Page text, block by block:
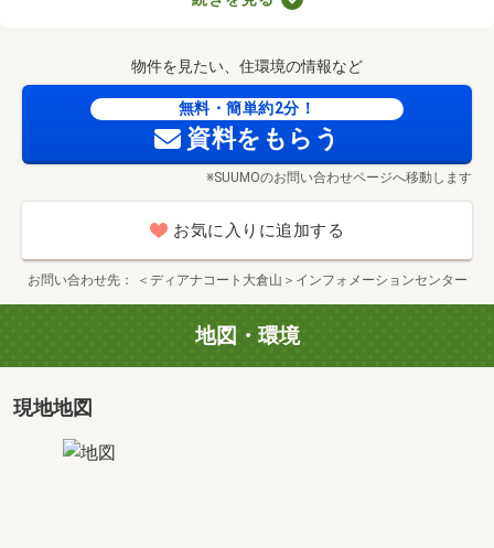
専有面積 80.15m
タイプ
間取り
3LDK+2WIC+SIC
専有面積
70.27m 2
価格 価格未定
専有面積
66.09m
価格 価格未定
物件を見たい、住環境の情報など
無料・簡単約2分！
資料をもらう
※SUUMOのお問い合わせページへ移動します
お気に入りに追加する
お問い合わせ先 ＜ディアナコート大倉山＞インフォメーションセンター
地図・環境
現地地図